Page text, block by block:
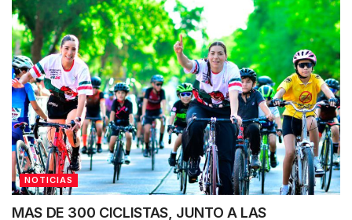
NOTICIAS
MAS DE 300 CICLISTAS, JUNTO A LAS